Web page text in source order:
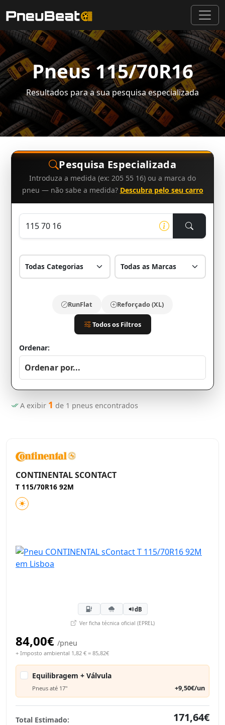
Pneus 115/70R16
Resultados para a sua pesquisa especializada
Pesquisa Especializada
Introduza a medida (ex: 205 55 16) ou a marca do
pneu — não sabe a medida? Descubra pelo seu carro
RunFlat Reforçado (XL)
Todos os Filtros
Ordenar:
A exibir 1 de 1 pneus encontrados
CONTINENTAL SCONTACT
T 115/70R16 92M
dB
Ver ficha técnica oficial (EPREL)
84,00€ /pneu
+ Imposto ambiental 1,82 € = 85,82€
Equilibragem + Válvula
Pneus até 17" +9,50€/un
Total Estimado:
171,64€